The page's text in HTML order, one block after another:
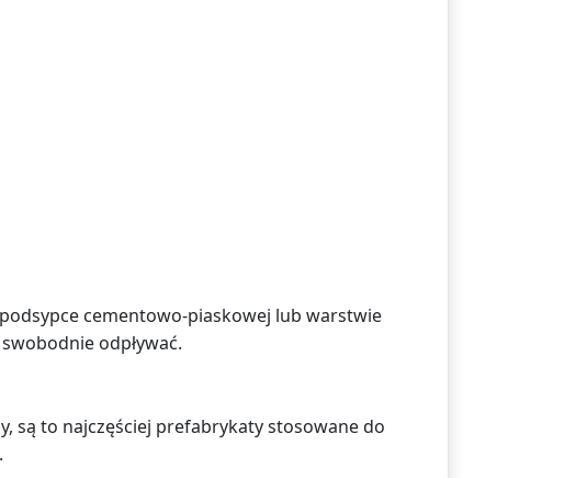
cementowo-piaskowej lub warstwie
odpływać.
są to najczęściej prefabrykaty stosowane do